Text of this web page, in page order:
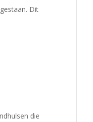
Dit
die